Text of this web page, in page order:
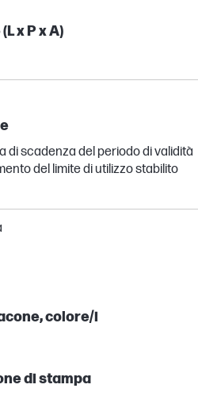
x P x A)
di scadenza del periodo di validità
del limite di utilizzo stabilito
colore/i
di stampa